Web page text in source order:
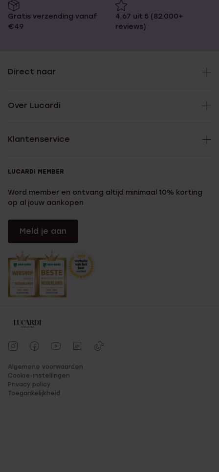
Gratis verzending vanaf
€49
4,67 uit 5 (82.000+
reviews)
Direct naar
Over Lucardi
Klantenservice
LUCARDI MEMBER
Word member en ontvang altijd minimaal 10% korting
op al jouw aankopen
Meld je aan
Algemene voorwaarden
Cookie-instellingen
Privacy policy
Toegankelijkheid